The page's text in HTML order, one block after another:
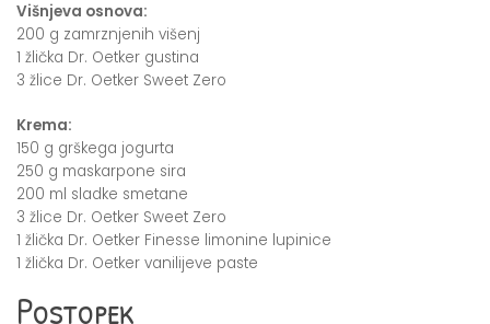
Višnjeva osnova:
200 g zamrznjenih višenj
1 žlička Dr. Oetker gustina
3 žlice Dr. Oetker Sweet Zero
Krema:
150 g grškega jogurta
250 g maskarpone sira
200 ml sladke smetane
3 žlice Dr. Oetker Sweet Zero
1 žlička Dr. Oetker Finesse limonine lupinice
1 žlička Dr. Oetker vanilijeve paste
Postopek